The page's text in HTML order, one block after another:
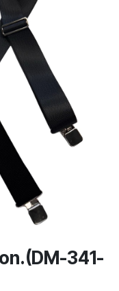
341-